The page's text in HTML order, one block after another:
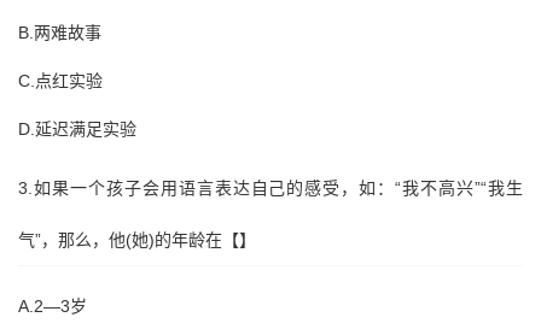
B.两难故事
C.点红实验
D.延迟满足实验
3.如果一个孩子会用语言表达自己的感受，如：“我不高兴”“我生
气”，那么，他(她)的年龄在【】
A.2—3岁